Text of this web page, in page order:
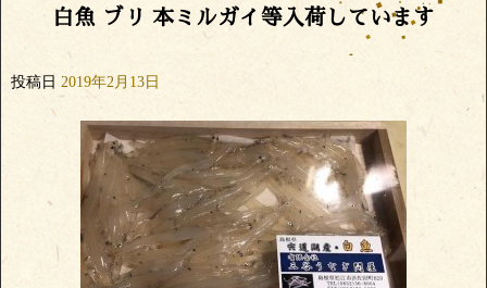
白魚 ブリ 本ミルガイ等入荷しています
投稿日 2019年2月13日